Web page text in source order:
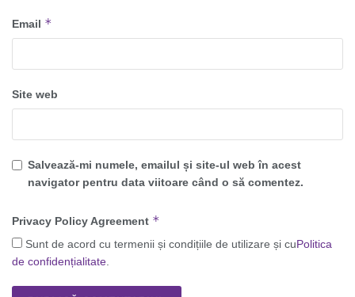
Email *
Site web
Salvează-mi numele, emailul și site-ul web în acest
navigator pentru data viitoare când o să comentez.
Privacy Policy Agreement *
Sunt de acord cu termenii și condițiile de utilizare și cuPolitica
de confidențialitate.